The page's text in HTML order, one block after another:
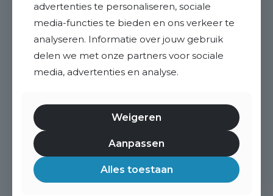
advertenties te personaliseren, sociale
media-functies te bieden en ons verkeer te
analyseren. Informatie over jouw gebruik
delen we met onze partners voor sociale
media, advertenties en analyse.
Weigeren
Aanpassen
Alles toestaan